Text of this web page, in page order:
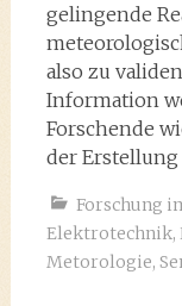
gelingende
also zu
Information
Forschende
der
Forschung
Elektrotechnik,
Metorologie,